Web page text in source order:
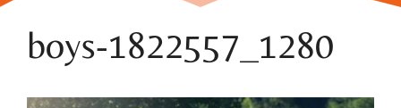
boys-1822557_1280